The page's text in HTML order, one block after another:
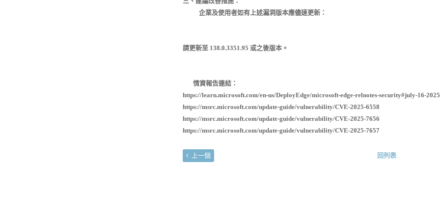
企業及使用者如有上述漏洞版本應儘速更新：
請更新至 138.0.3351.95 或之後版本。
情資報告連結：
https://learn.microsoft.com/en-us/DeployEdge/microsoft-edge-relnotes-security#july-16-2025
https://msrc.microsoft.com/update-guide/vulnerability/CVE-2025-6558
https://msrc.microsoft.com/update-guide/vulnerability/CVE-2025-7656
https://msrc.microsoft.com/update-guide/vulnerability/CVE-2025-7657
上一個 回列表